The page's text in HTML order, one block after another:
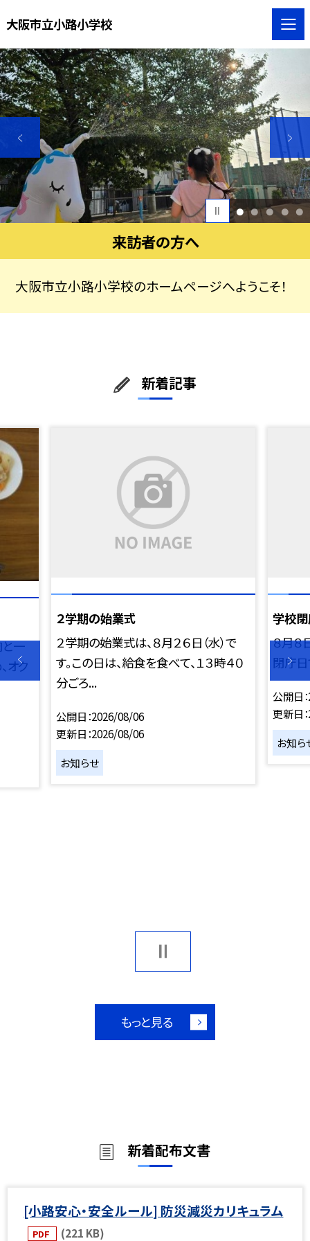
大阪市立小路小学校
1 2 3 4 5
来訪者の方へ
大阪市立小路小学校のホームページへようこそ！
新着記事
と一
オク
２学期の始業式
２学期の始業式は、８月２６日（水）で
す。この日は、給食を食べて、１３時４０
分ごろ...
公開日 2026/08/06
更新日 2026/08/06
お知らせ
学校
８月８
閉庁日
公開日
更新日
お知ら
もっと見る
新着配布文書
[小路安心・安全ルール] 防災減災カリキュラム
PDF (221 KB)